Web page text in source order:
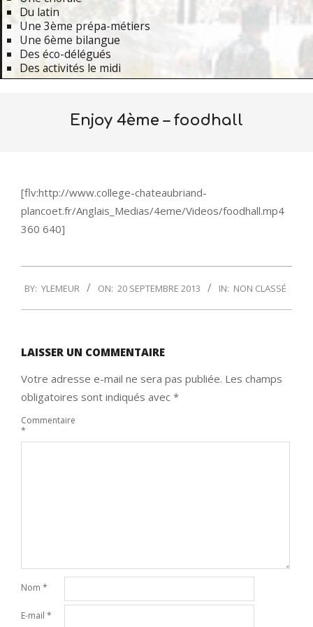
Du latin
Une 3ème prépa-métiers
Une 6ème bilangue
Des éco-délégués
Des activités le midi
Enjoy 4ème – foodhall
[flv:http://www.college-chateaubriand-
plancoet.fr/Anglais_Medias/4eme/Videos/foodhall.mp4
360 640]
09-
20
BY: YLEMEUR ON: 20 SEPTEMBRE 2013 IN: NON CLASSÉ
LAISSER UN COMMENTAIRE
Votre adresse e-mail ne sera pas publiée. Les champs
obligatoires sont indiqués avec *
Commentaire
*
Nom *
E-mail *